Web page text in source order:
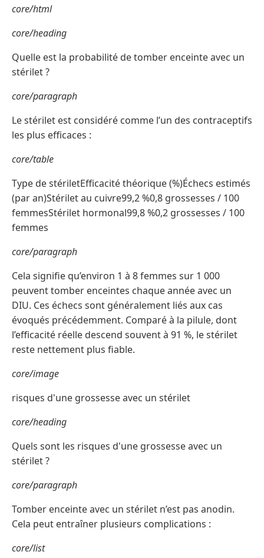
core/html
core/heading
Quelle est la probabilité de tomber enceinte avec un
stérilet ?
core/paragraph
Le stérilet est considéré comme l’un des contraceptifs
les plus efficaces :
core/table
Type de stériletEfficacité théorique (%)Échecs estimés
(par an)Stérilet au cuivre99,2 %0,8 grossesses / 100
femmesStérilet hormonal99,8 %0,2 grossesses / 100
femmes
core/paragraph
Cela signifie qu’environ 1 à 8 femmes sur 1 000
peuvent tomber enceintes chaque année avec un
DIU. Ces échecs sont généralement liés aux cas
évoqués précédemment. Comparé à la pilule, dont
l’efficacité réelle descend souvent à 91 %, le stérilet
reste nettement plus fiable.
core/image
risques d'une grossesse avec un stérilet
core/heading
Quels sont les risques d'une grossesse avec un
stérilet ?
core/paragraph
Tomber enceinte avec un stérilet n’est pas anodin.
Cela peut entraîner plusieurs complications :
core/list